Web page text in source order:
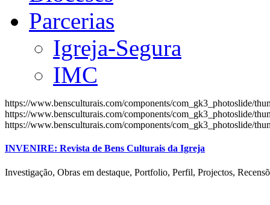
Parcerias
Igreja-Segura
IMC
https://www.bensculturais.com/components/com_gk3_photoslide/
https://www.bensculturais.com/components/com_gk3_photoslide/
https://www.bensculturais.com/components/com_gk3_photoslide/
INVENIRE: Revista de Bens Culturais da Igreja
Investigação, Obras em destaque, Portfolio, Perfil, Projectos,